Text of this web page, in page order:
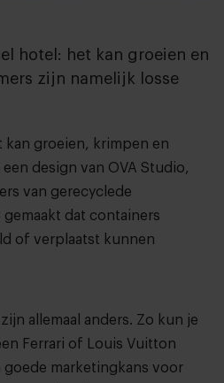
hotel: het kan groeien en
zijn namelijk losse
kan groeien, krimpen en
design van OVA Studio,
van gerecyclede
dat containers
of verplaatst kunnen
allemaal anders. Zo kun je
Ferrari of Louis Vuitton
goede marketingkans voor